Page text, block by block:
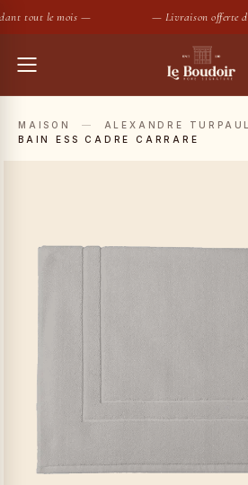
tout le mois — — Livraison offerte
MAISON — ALEXANDRE
BAIN ESS CADRE CARRARE